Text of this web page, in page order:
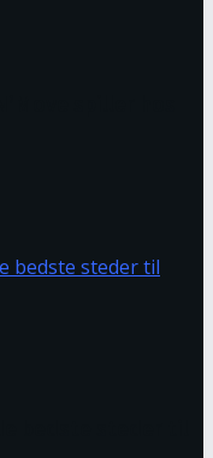
spiller hos
bedste steder til